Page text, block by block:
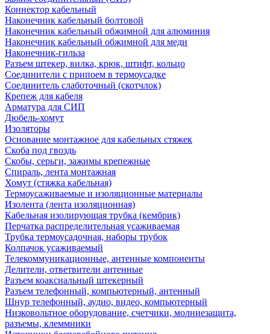
Коннектор кабельный
Наконечник кабельный болтовой
Наконечник кабельный обжимной для алюминия
Наконечник кабельный обжимной для меди
Наконечник-гильза
Разъем штекер, вилка, крюк, штифт, кольцо
Соединители с припоем в термоусадке
Соединитель слаботочный (скотчлок)
Крепеж для кабеля
Арматура для СИП
Дюбель-хомут
Изоляторы
Основание монтажное для кабельных стяжек
Скоба под гвоздь
Скобы, серьги, зажимы крепежные
Спираль, лента монтажная
Хомут (стяжка кабельная)
Термоусаживаемые и изоляционные материалы
Изолента (лента изоляционная)
Кабельная изолирующая трубка (кембрик)
Перчатка распределительная усаживаемая
Трубка термоусадочная, наборы трубок
Колпачок усаживаемый
Телекоммуникационные, антенные компоненты
Делители, ответвители антенные
Разъем коаксиальный штекерный
Разъем телефонный, компьютерный, антенный
Шнур телефонный, аудио, видео, компьютерный
Низковольтное оборудование, счетчики, молниезащита,
разъемы, клеммники